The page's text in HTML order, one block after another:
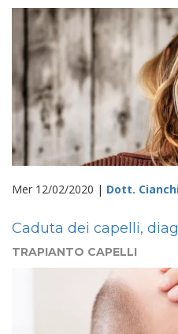
Mer 12/02/2020 | Dott.
Caduta dei capelli,
TRAPIANTO CAPELLI